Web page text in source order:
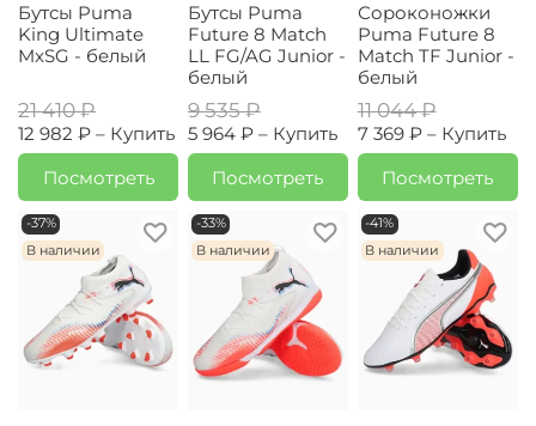
Бутсы Puma
King Ultimate
MxSG - белый
21 410 ₽
12 982 ₽ – Купить
Посмотреть
Бутсы Puma
Future 8 Match
LL FG/AG Junior -
белый
9 535 ₽
5 964 ₽ – Купить
Посмотреть
Сороконожки
Puma Future 8
Match TF Junior -
белый
11 044 ₽
7 369 ₽ – Купить
Посмотреть
-37%
В наличии
-33%
В наличии
-41%
В наличии